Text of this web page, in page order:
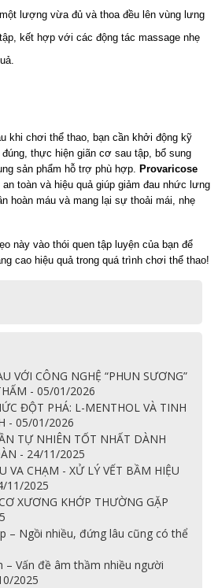
lượng vừa đủ và thoa đều lên vùng lưng
kết hợp với các động tác massage nhẹ
khi chơi thể thao, bạn cần khởi động kỹ
thực hiện giãn cơ sau tập, bổ sung
sản phẩm hỗ trợ phù hợp. Provaricose
an toàn và hiệu quả giúp giảm đau nhức lưng
hoàn máu và mang lại sự thoải mái, nhẹ
này vào thói quen tập luyện của bạn để
cao hiệu quả trong quá trình chơi thể thao!
VỚI CÔNG NGHỆ “PHUN SƯƠNG”
- 05/01/2026
ĐỘT PHÁ: L-MENTHOL VÀ TINH
- 05/01/2026
TỰ NHIÊN TỐT NHẤT DÀNH
- 24/11/2025
VA CHẠM - XỬ LÝ VẾT BẦM HIỆU
11/2025
XƯƠNG KHỚP THƯỜNG GẶP
– Ngồi nhiều, đứng lâu cũng có thể
– Vấn đề âm thầm nhiều người
2025